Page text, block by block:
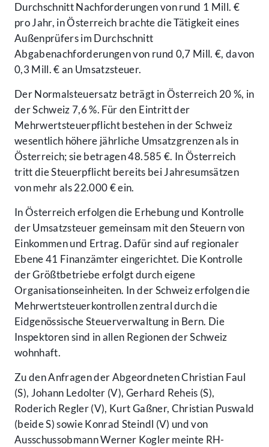
Durchschnitt Nachforderungen von rund 1 Mill. €
pro Jahr, in Österreich brachte die Tätigkeit eines
Außenprüfers im Durchschnitt
Abgabenachforderungen von rund 0,7 Mill. €, davon
0,3 Mill. € an Umsatzsteuer.
Der Normalsteuersatz beträgt in Österreich 20 %, in
der Schweiz 7,6 %. Für den Eintritt der
Mehrwertsteuerpflicht bestehen in der Schweiz
wesentlich höhere jährliche Umsatzgrenzen als in
Österreich; sie betragen 48.585 €. In Österreich
tritt die Steuerpflicht bereits bei Jahresumsätzen
von mehr als 22.000 € ein.
In Österreich erfolgen die Erhebung und Kontrolle
der Umsatzsteuer gemeinsam mit den Steuern von
Einkommen und Ertrag. Dafür sind auf regionaler
Ebene 41 Finanzämter eingerichtet. Die Kontrolle
der Größtbetriebe erfolgt durch eigene
Organisationseinheiten. In der Schweiz erfolgen die
Mehrwertsteuerkontrollen zentral durch die
Eidgenössische Steuerverwaltung in Bern. Die
Inspektoren sind in allen Regionen der Schweiz
wohnhaft.
Zu den Anfragen der Abgeordneten Christian Faul
(S), Johann Ledolter (V), Gerhard Reheis (S),
Roderich Regler (V), Kurt Gaßner, Christian Puswald
(beide S) sowie Konrad Steindl (V) und von
Ausschussobmann Werner Kogler meinte RH-